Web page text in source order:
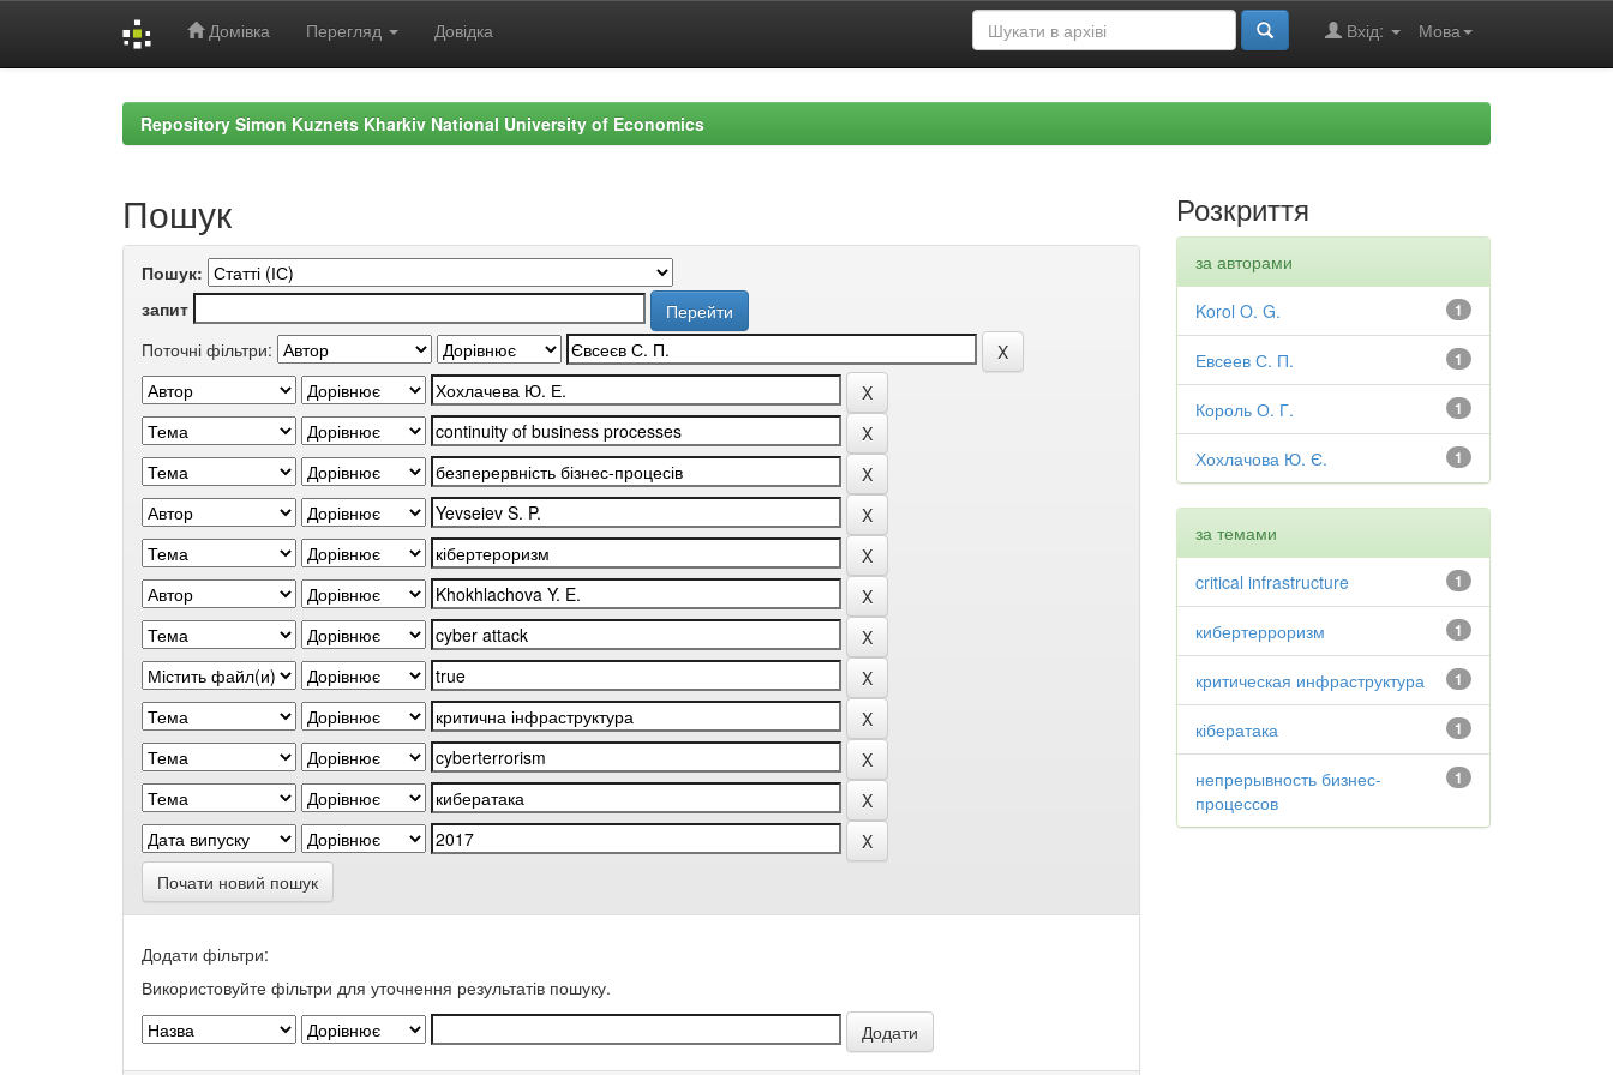
Домівка Перегляд Довідка Мова
Вхід:
Repository Simon Kuznets Kharkiv National University of Economics
Пошук
Пошук:
запит
Поточні фільтри:
Почати новий пошук
Додати фільтри:
Використовуйте фільтри для уточнення результатів пошуку.
Розкриття
за авторами
1
Korol O. G.
1
Евсеев С. П.
1
Король О. Г.
1
Хохлачова Ю. Є.
за темами
1
critical infrastructure
1
кибертерроризм
1
критическая инфраструктура
1
кібератака
1
непрерывность бизнес-
процессов